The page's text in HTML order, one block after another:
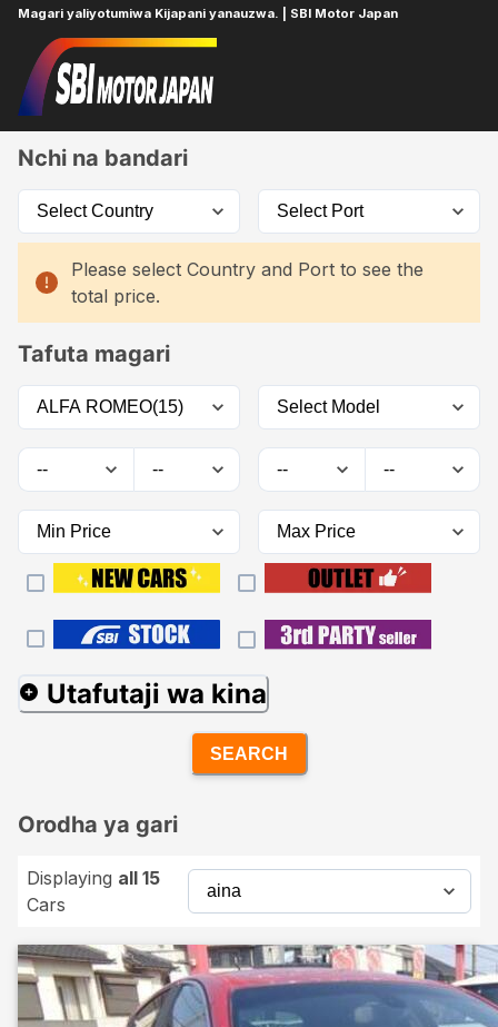
Magari yaliyotumiwa Kijapani yanauzwa. | SBI Motor Japan
Home
Nchi na bandari
Please select Country and Port to see the
total price.
Tafuta magari
Utafutaji wa kina
SEARCH
Orodha ya gari
Displaying all 15
Cars